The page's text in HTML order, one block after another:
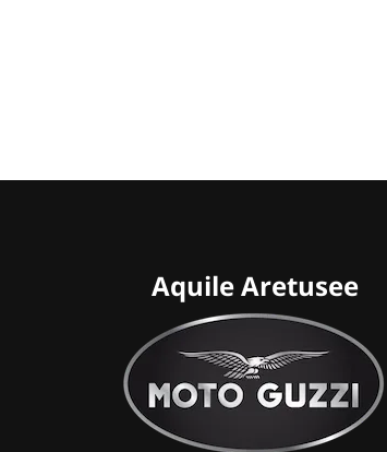
Aquile Aretusee